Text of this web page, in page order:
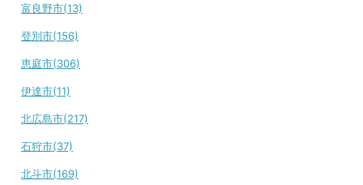
富良野市(13)
登別市(156)
恵庭市(306)
伊達市(11)
北広島市(217)
石狩市(37)
北斗市(169)